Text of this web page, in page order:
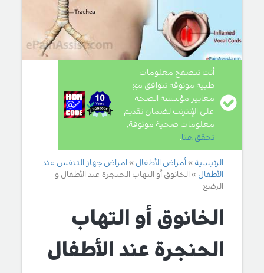
أنت تتصفح معلومات
طبية موثوقة تتوافق مع
معايير مؤسسة الصحة
على الإنترنت لضمان تقديم
معلومات صحية موثوقة,
تحقق هنا.
الرئيسية أمراض الأطفال
امراض جهاز التنفس عند
الأطفال
الخانوق أو التهاب الحنجرة عند الأطفال و
الرضع
الخانوق أو التهاب
الحنجرة عند الأطفال